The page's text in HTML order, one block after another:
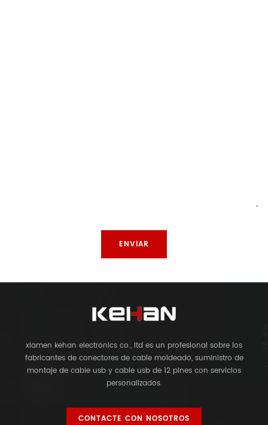
xiamen kehan electronics co., ltd es un profesional sobre los
fabricantes de conectores de cable moldeado, suministro de
montaje de cable usb y cable usb de 12 pines con servicios
personalizados.
CONTACTE CON NOSOTROS